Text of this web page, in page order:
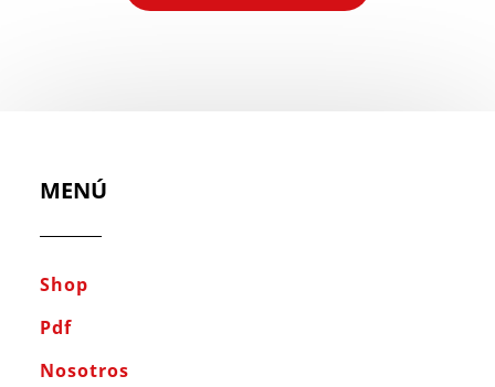
MENÚ
Shop
Pdf
Nosotros